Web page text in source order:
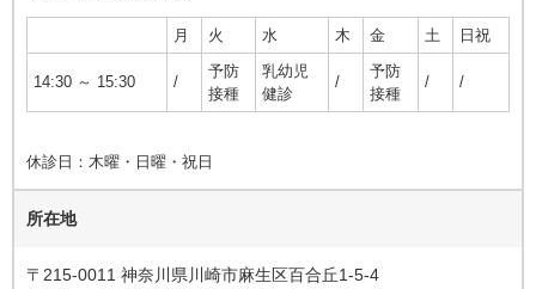
月 火 水 木 金 土 日祝
14:30 ～ 15:30 /
予防
接種
乳幼児
健診
/
予防
接種
/ /
休診日：木曜・日曜・祝日
所在地
〒215-0011 神奈川県川崎市麻生区百合丘1-5-4